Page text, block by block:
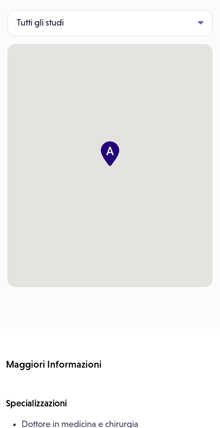
Tutti gli studi
A
Maggiori Informazioni
Specializzazioni
Dottore in medicina e chirurgia